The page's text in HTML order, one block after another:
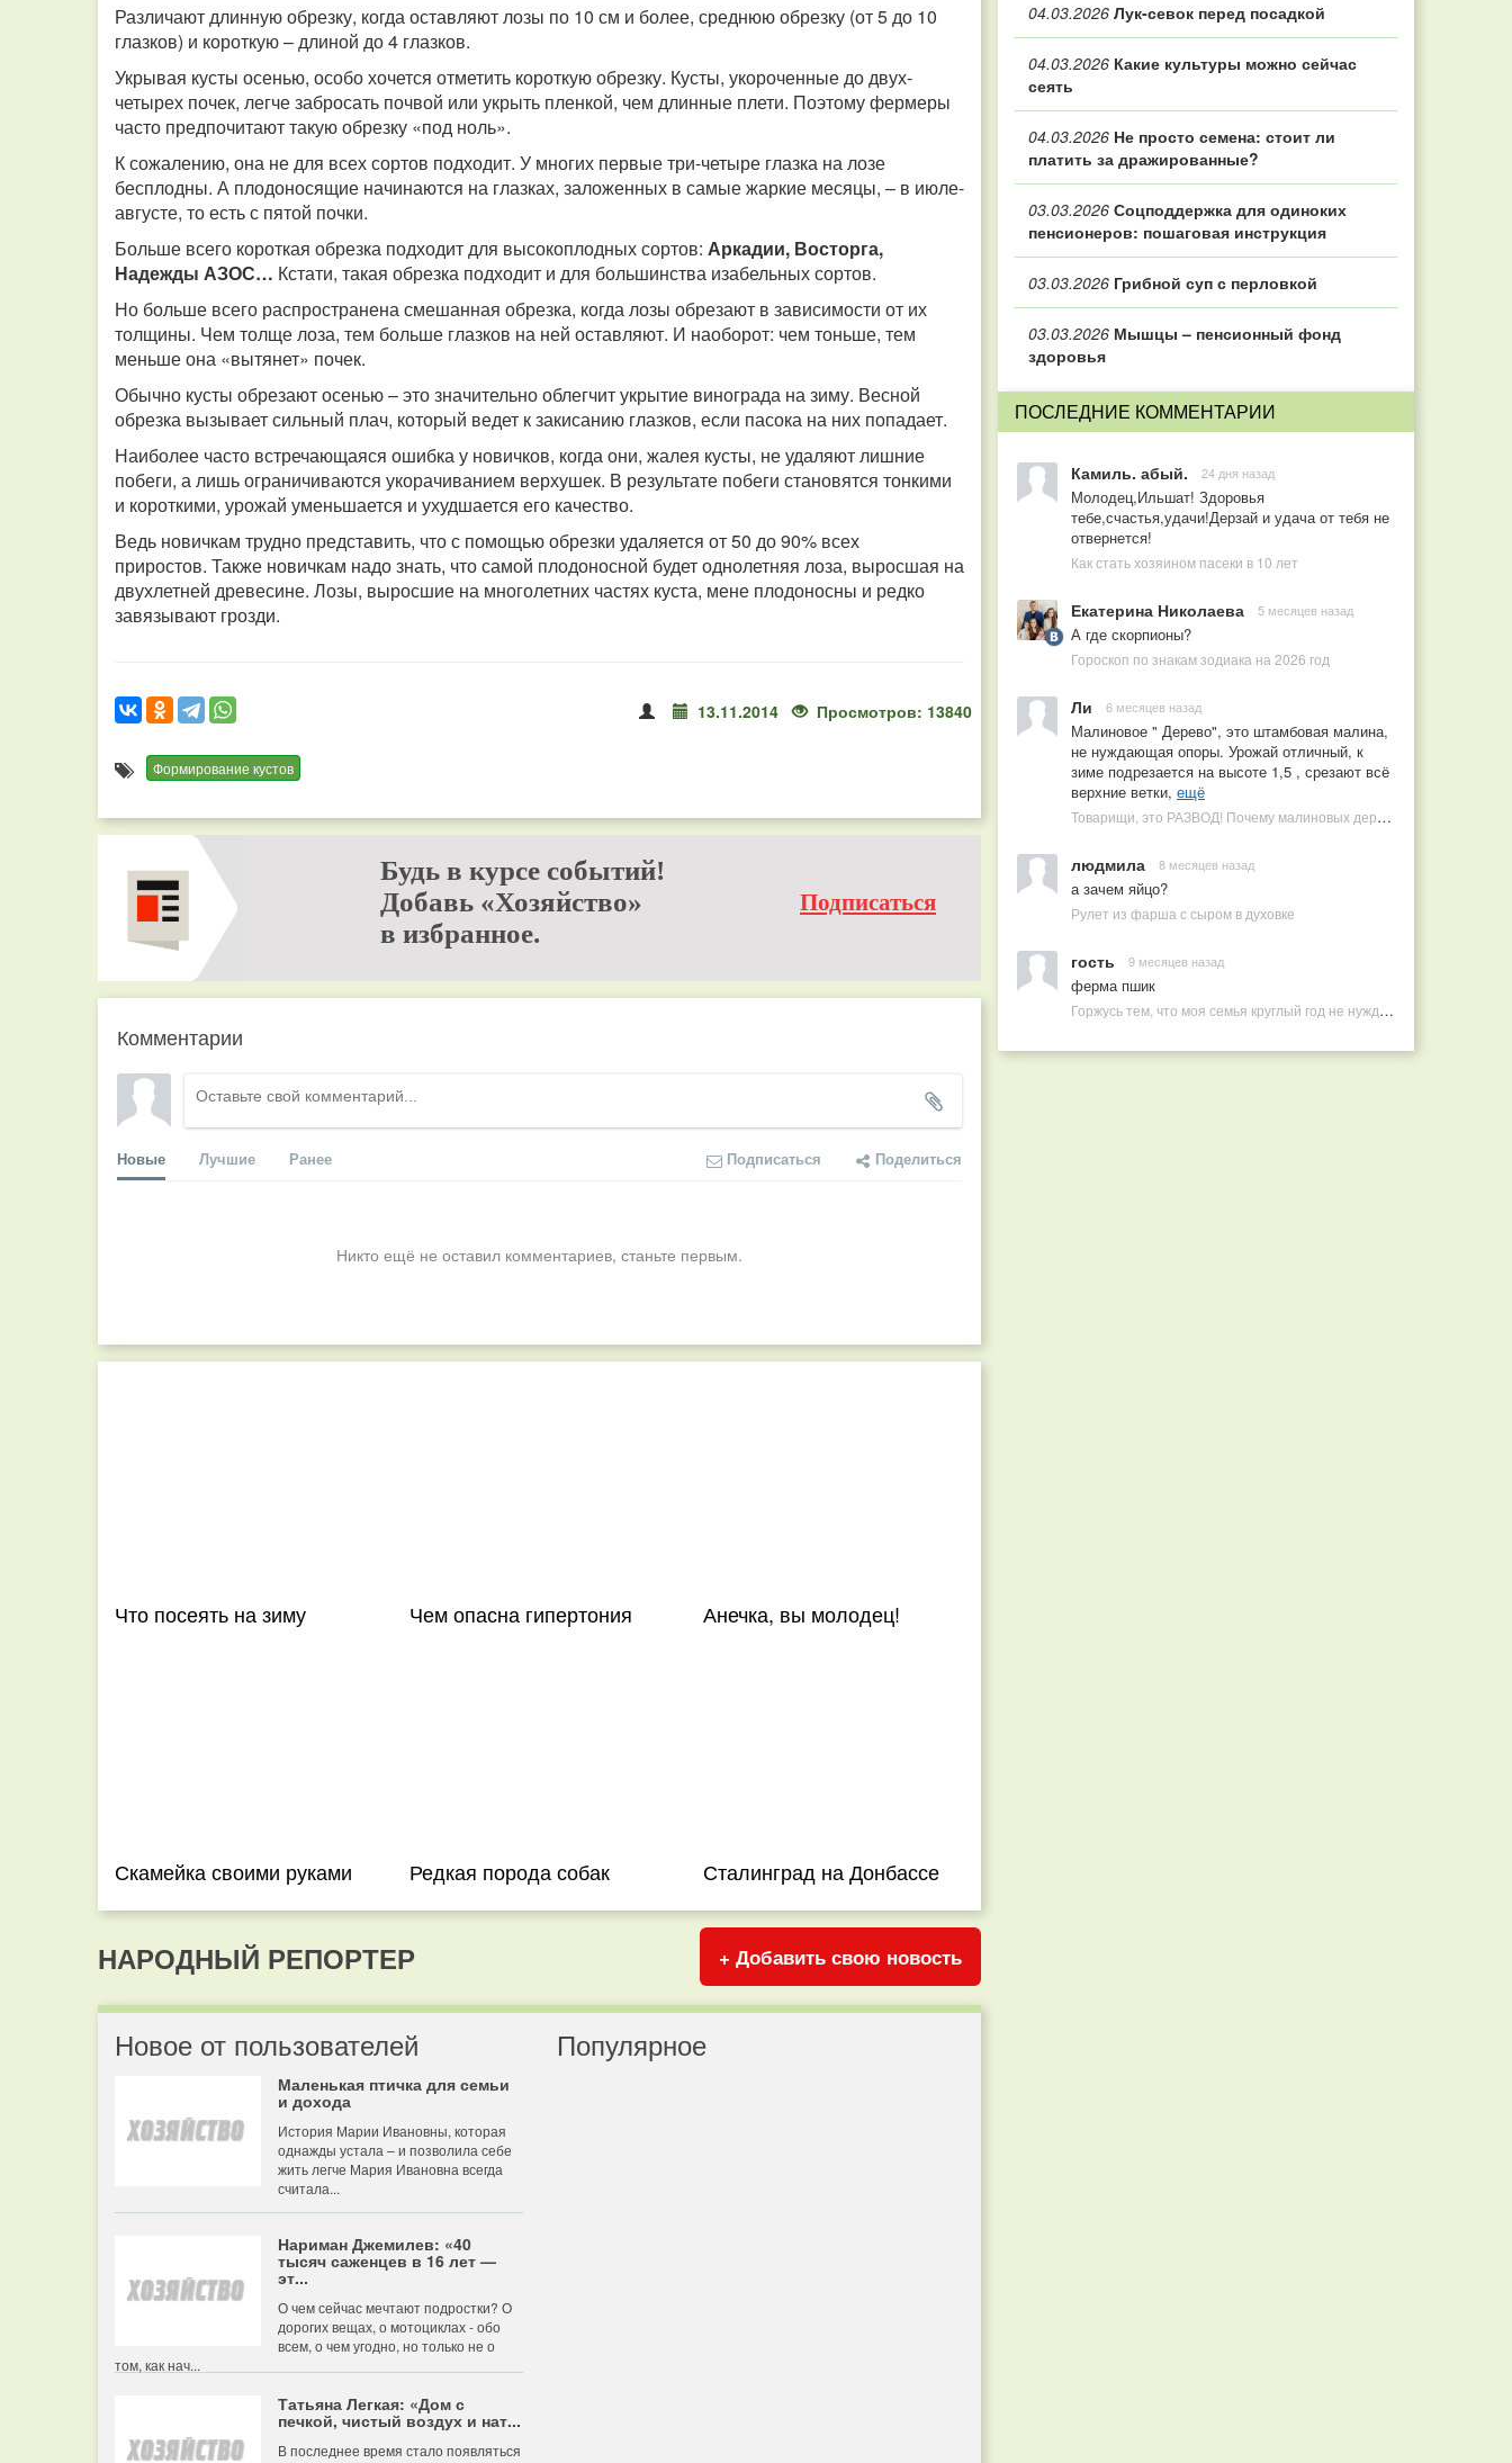
Различают длинную обрезку, когда оставляют лозы по 10 см и более, среднюю обрезку (от 5 до 10
глазков) и короткую – длиной до 4 глазков.
Укрывая кусты осенью, особо хочется отметить короткую обрезку. Кусты, укороченные до двух-
четырех почек, легче забросать почвой или укрыть пленкой, чем длинные плети. Поэтому фермеры
часто предпочитают такую обрезку «под ноль».
К сожалению, она не для всех сортов подходит. У многих первые три-четыре глазка на лозе
бесплодны. А плодоносящие начинаются на глазках, заложенных в самые жаркие месяцы, – в июле-
августе, то есть с пятой почки.
Больше всего короткая обрезка подходит для высокоплодных сортов: Аркадии, Восторга,
Надежды АЗОС… Кстати, такая обрезка подходит и для большинства изабельных сортов.
Но больше всего распространена смешанная обрезка, когда лозы обрезают в зависимости от их
толщины. Чем толще лоза, тем больше глазков на ней оставляют. И наоборот: чем тоньше, тем
меньше она «вытянет» почек.
Обычно кусты обрезают осенью – это значительно облегчит укрытие винограда на зиму. Весной
обрезка вызывает сильный плач, который ведет к закисанию глазков, если пасока на них попадает.
Наиболее часто встречающаяся ошибка у новичков, когда они, жалея кусты, не удаляют лишние
побеги, а лишь ограничиваются укорачиванием верхушек. В результате побеги становятся тонкими
и короткими, урожай уменьшается и ухудшается его качество.
Ведь новичкам трудно представить, что с помощью обрезки удаляется от 50 до 90% всех
приростов. Также новичкам надо знать, что самой плодоносной будет однолетняя лоза, выросшая на
двухлетней древесине. Лозы, выросшие на многолетних частях куста, мене плодоносны и редко
завязывают грозди.
13.11.2014 Просмотров: 13840
Формирование кустов
Будь в курсе событий!
Добавь «Хозяйство»
в избранное.
Подписаться
Комментарии
Новые Лучшие Ранее Подписаться Поделиться
Никто ещё не оставил комментариев, станьте первым.
Что посеять на зиму Чем опасна гипертония Анечка, вы молодец!
Скамейка своими руками Редкая порода собак Сталинград на Донбассе
НАРОДНЫЙ РЕПОРТЕР + Добавить свою новость
Новое от пользователей
Маленькая птичка для семьи
и дохода
История Марии Ивановны, которая
однажды устала – и позволила себе
жить легче Мария Ивановна всегда
считала...
Нариман Джемилев: «40
тысяч саженцев в 16 лет —
эт...
О чем сейчас мечтают подростки? О
дорогих вещах, о мотоциклах - обо
всем, о чем угодно, но только не о
том, как нач...
Татьяна Легкая: «Дом с
печкой, чистый воздух и нат...
В последнее время стало появляться
Популярное
04.03.2026 Лук-севок перед посадкой
04.03.2026 Какие культуры можно сейчас
сеять
04.03.2026 Не просто семена: стоит ли
платить за дражированные?
03.03.2026 Соцподдержка для одиноких
пенсионеров: пошаговая инструкция
03.03.2026 Грибной суп с перловкой
03.03.2026 Мышцы – пенсионный фонд
здоровья
ПОСЛЕДНИЕ КОММЕНТАРИИ
Камиль. абый. 24 дня назад
Молодец,Ильшат! Здоровья
тебе,счастья,удачи!Дерзай и удача от тебя не
отвернется!
Как стать хозяином пасеки в 10 лет
Екатерина Николаева 5 месяцев назад
А где скорпионы?
Гороскоп по знакам зодиака на 2026 год
Ли 6 месяцев назад
Малиновое " Дерево", это штамбовая малина,
не нуждающая опоры. Урожай отличный, к
зиме подрезается на высоте 1,5 , срезают всё
верхние ветки, ещё
Товарищи, это РАЗВОД! Почему малиновых деревьев не бывает, или Как ушлые продавцы наживаются на мечтах садоводов
людмила 8 месяцев назад
а зачем яйцо?
Рулет из фарша с сыром в духовке
гость 9 месяцев назад
ферма пшик
Горжусь тем, что моя семья круглый год не нуждается в покупных витаминах